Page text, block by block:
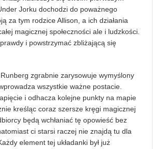
Jorku dochodzi do poważnego
za tym rodzice Allison, a ich działania
magicznej społeczności ale i ludzkości.
i powstrzymać zbliżającą się
zgrabnie zarysowuje wymyślony
wszystkie ważne postacie.
i odhacza kolejne punkty na mapie
kreśląc coraz szersze kręgi magicznej
będą wchłaniać tę opowieść bez
ci starsi raczej nie znajdą tu dla
element tej układanki był już